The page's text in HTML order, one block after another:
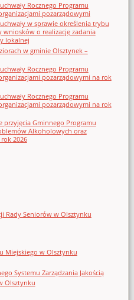
Rocznego Programu
pozarządowymi
w sprawie określenia trybu
wniosków o realizację zadania
lokalnej
w gminie Olsztynek –
Rocznego Programu
pozarządowymi na rok
Rocznego Programu
pozarządowymi na rok
przyjęcia Gminnego Programu
Alkoholowych oraz
2026
Rady Seniorów w Olsztynku
Miejskiego w Olsztynku
Systemu Zarządzania Jakością
Olsztynku